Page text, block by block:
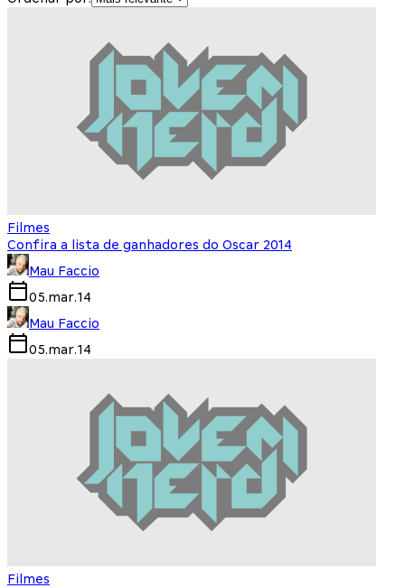
Filmes
Confira a lista de ganhadores do Oscar 2014
Mau Faccio
05.mar.14
Mau Faccio
05.mar.14
Filmes